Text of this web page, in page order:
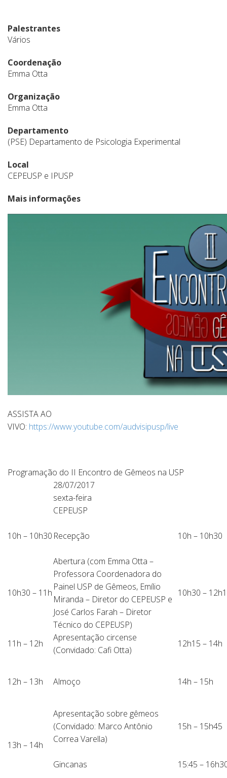
Palestrantes
Vários
Coordenação
Emma Otta
Organização
Emma Otta
Departamento
(PSE) Departamento de Psicologia Experimental
Local
CEPEUSP e IPUSP
Mais informações
ASSISTA AO
VIVO: https://www.youtube.com/audvisipusp/live
Programação do II Encontro de Gêmeos na USP
28/07/2017
sexta-feira
CEPEUSP
10h – 10h30 Recepção 10h – 10h30
10h30 – 11h
Abertura (com Emma Otta –
Professora Coordenadora do
Painel USP de Gêmeos, Emílio
Miranda – Diretor do CEPEUSP e
José Carlos Farah – Diretor
Técnico do CEPEUSP)
10h30 –
11h – 12h
Apresentação circense
(Convidado: Cafi Otta)
12h15 – 14h
12h – 13h Almoço 14h – 15h
13h – 14h
Apresentação sobre gêmeos
(Convidado: Marco Antônio
Correa Varella)
15h – 15h45
Gincanas 15:45 –